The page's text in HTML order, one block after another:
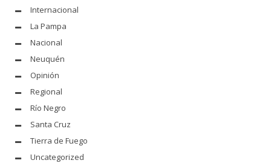
Internacional
La Pampa
Nacional
Neuquén
Opinión
Regional
Río Negro
Santa Cruz
Tierra de Fuego
Uncategorized